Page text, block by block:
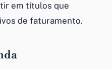
em títulos que
de faturamento.